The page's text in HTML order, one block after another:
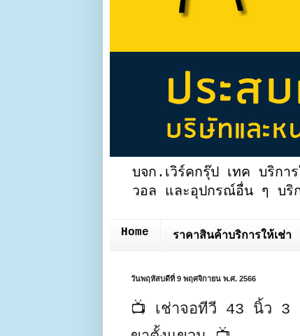
บจก.เวิร์คกรุ๊ป เทค บริกา
วอล และอุปกรณ์อื่น ๆ บริก
Home ราคาสินค้าบริการให้เช่า
วันพฤหัสบดีที่ 9 พฤศจิกายน พ.ศ. 2566
📺 เช่าจอทีวี 43 นิ้ว 3